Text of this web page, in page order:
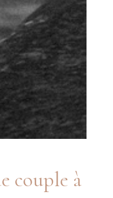
couple à